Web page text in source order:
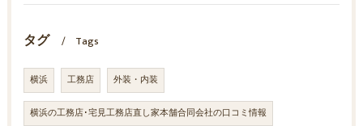
タグ Tags
横浜 工務店 外装・内装
横浜の工務店･宅見工務店直し家本舗合同会社の口コミ情報